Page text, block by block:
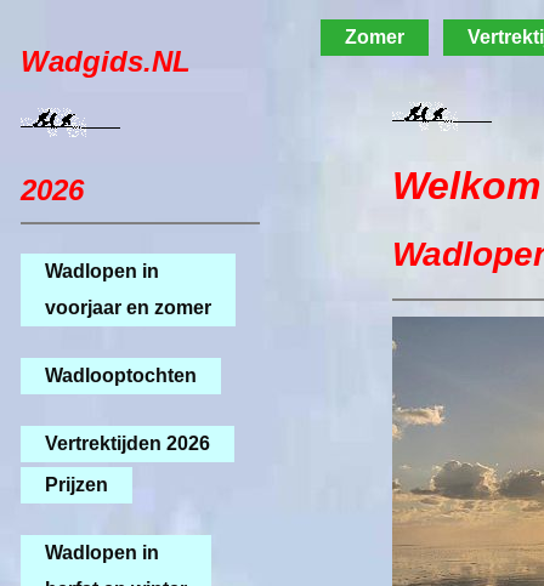
Wadgids.NL
2026
Wadlopen in
voorjaar en zomer
Wadlooptochten
Vertrektijden 2026
Prijzen
Wadlopen in
Zomer